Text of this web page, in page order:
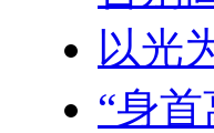
以光
“身